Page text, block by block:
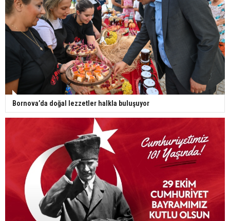
Bornova’da doğal lezzetler halkla buluşuyor